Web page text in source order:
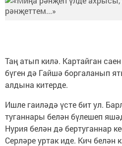
Таң атып килә. Картайган
бүген дә Гайшә боргаланып
алдына китерде.
Ишле гаиләдә үсте бит ул.
туганнары белән бүлешеп
Нурия белән дә бертуганнар
Серләре уртак иде. Кич белән